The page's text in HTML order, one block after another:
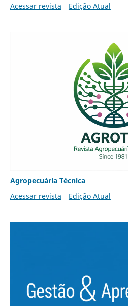
Acessar revista
Edição Atual
Agropecuária Técnica
Acessar revista
Edição Atual